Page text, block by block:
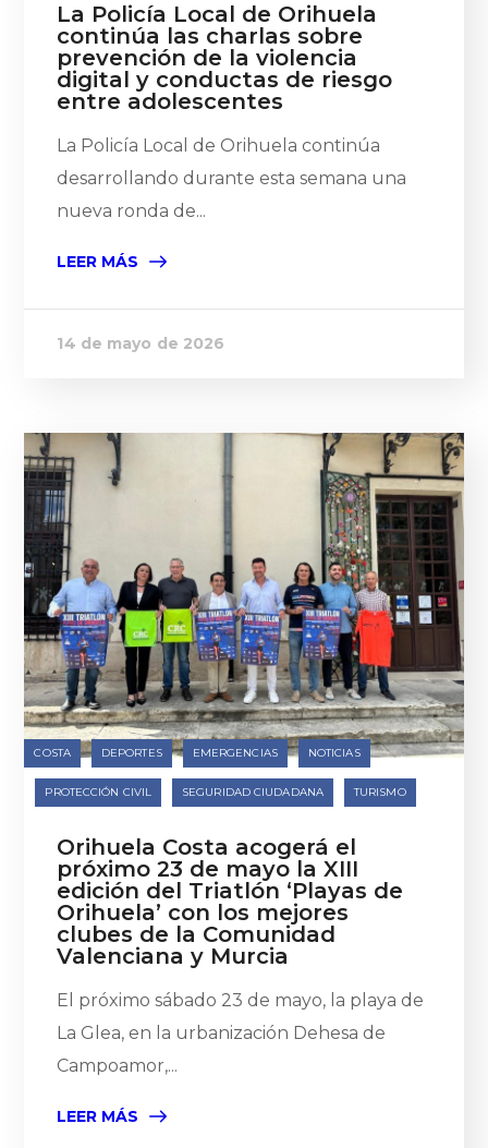
La Policía Local de Orihuela
continúa las charlas sobre
prevención de la violencia
digital y conductas de riesgo
entre adolescentes
La Policía Local de Orihuela continúa
desarrollando durante esta semana una
nueva ronda de...
LEER MÁS
14 de mayo de 2026
COSTA DEPORTES EMERGENCIAS NOTICIAS
PROTECCIÓN CIVIL SEGURIDAD CIUDADANA TURISMO
Orihuela Costa acogerá el
próximo 23 de mayo la XIII
edición del Triatlón ‘Playas de
Orihuela’ con los mejores
clubes de la Comunidad
Valenciana y Murcia
El próximo sábado 23 de mayo, la playa de
La Glea, en la urbanización Dehesa de
Campoamor,...
LEER MÁS